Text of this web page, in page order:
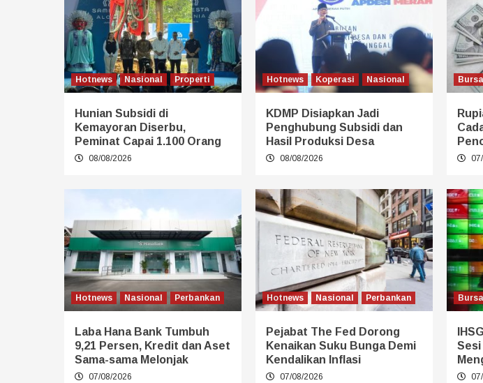
Hotnews Nasional Properti
Hunian Subsidi di
Kemayoran Diserbu,
Peminat Capai 1.100 Orang
08/08/2026
Hotnews Koperasi Nasional
KDMP Disiapkan Jadi
Penghubung Subsidi dan
Hasil Produksi Desa
08/08/2026
Bursa
Hotnews Nasional Perbankan
Laba Hana Bank Tumbuh
9,21 Persen, Kredit dan Aset
Sama-sama Melonjak
07/08/2026
Hotnews Nasional Perbankan
Pejabat The Fed Dorong
Kenaikan Suku Bunga Demi
Kendalikan Inflasi
07/08/2026
Bursa